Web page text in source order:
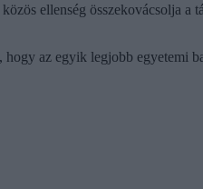
ellenség összekovácsolja a
az egyik legjobb egyetemi